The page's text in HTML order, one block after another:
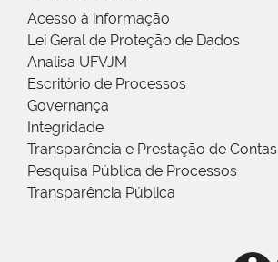
Acesso à informação
Lei Geral de Proteção de Dados
Analisa UFVJM
Escritório de Processos
Governança
Integridade
Transparência e Prestação de Contas
Pesquisa Pública de Processos
Transparência Pública